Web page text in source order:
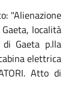
"Alienazione
località
Gaeta p.lla
elettrica
Atto di